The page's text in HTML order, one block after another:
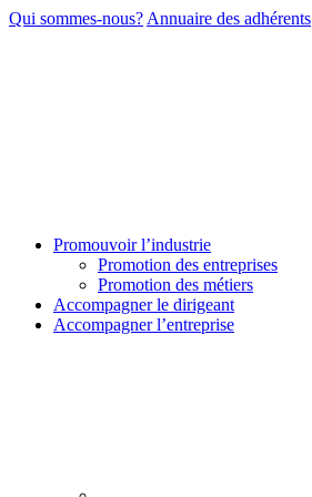
Qui sommes-nous? Annuaire des adhérents
Promouvoir l’industrie
Promotion des entreprises
Promotion des métiers
Accompagner le dirigeant
Accompagner l’entreprise